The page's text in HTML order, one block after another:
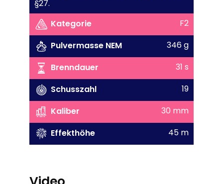
§27.
Kategorie
F2
Pulvermasse NEM
346 g
Brenndauer
31 s
Schusszahl
19
Kaliber
30 mm
Effekthöhe
45 m